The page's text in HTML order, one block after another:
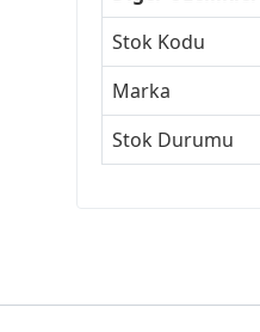
Stok Kodu
Marka
Stok Durumu